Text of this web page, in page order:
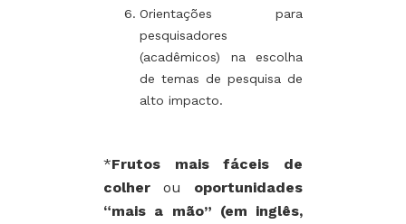
Orientações para
pesquisadores
(acadêmicos) na escolha
de temas de pesquisa de
alto impacto.
*Frutos mais fáceis de
colher ou oportunidades
“mais a mão” (em inglês,